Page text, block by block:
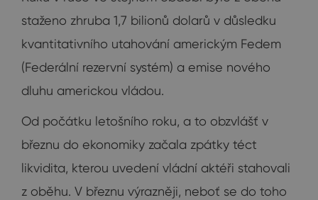
staženo zhruba 1,7 bilionů dolarů v důsledku
kvantitativního utahování americkým Fedem
(Federální rezervní systém) a emise nového
dluhu americkou vládou.
Od počátku letošního roku, a to obzvlášť v
březnu do ekonomiky začala zpátky téct
likvidita, kterou uvedení vládní aktéři stahovali
z oběhu. V březnu výrazněji, neboť se do toho